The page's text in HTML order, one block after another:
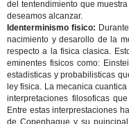
del tentendimiento que
deseamos alcanzar.
Identerminismo fisico:
nacimiento y desarollo de la
respecto a la fisica clasica.
eminentes fisicos como:
estadisticas y probabilisticas
ley fisica. La mecanica
interpretaciones filosoficas
Entre estas interprestaciones
de Copenhague y su